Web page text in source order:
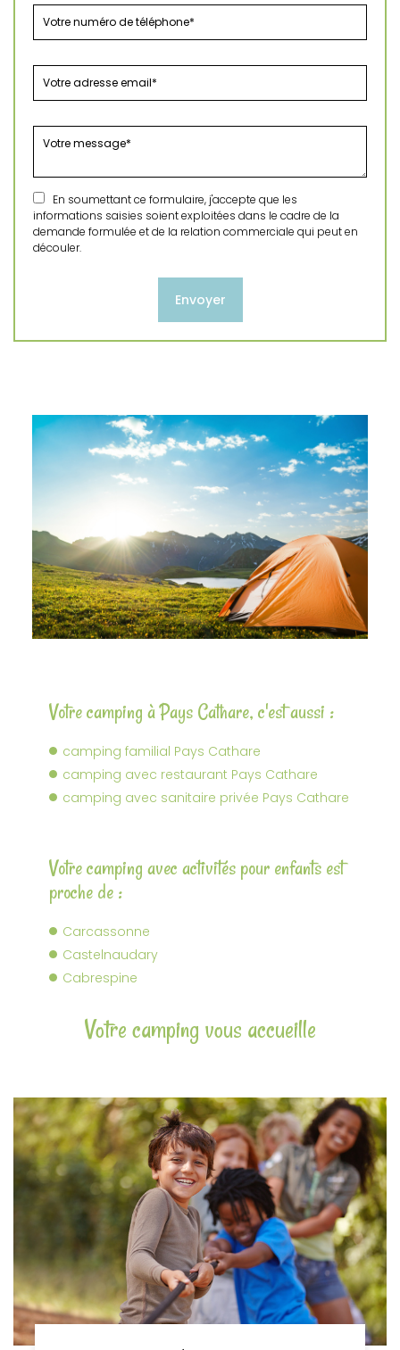
En soumettant ce formulaire, j'accepte que les
informations saisies soient exploitées dans le cadre de la
demande formulée et de la relation commerciale qui peut en
découler.
Votre camping à Pays Cathare, c'est aussi :
camping familial Pays Cathare
camping avec restaurant Pays Cathare
camping avec sanitaire privée Pays Cathare
Votre camping avec activités pour enfants est
proche de :
Carcassonne
Castelnaudary
Cabrespine
Votre camping vous accueille